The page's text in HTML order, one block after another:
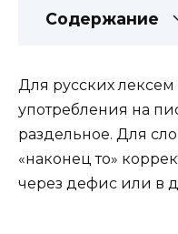
Содержание
Для русских лексем
употребления на
раздельное. Для
«наконец то»
через дефис или в